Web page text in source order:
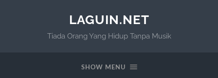
LAGUIN.NET
Tiada Orang Yang Hidup Tanpa Musik
SHOW MENU